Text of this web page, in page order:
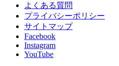
よくある質問
プライバシーポリシー
サイトマップ
Facebook
Instagram
YouTube